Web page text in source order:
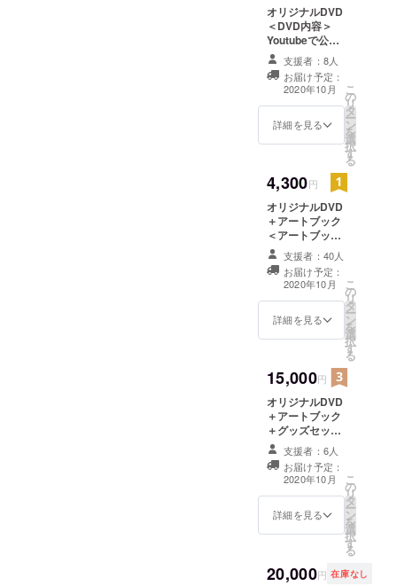
オリジナルDVD
＜DVD内容＞
Youtubeで公開
した全話（BGM
無しVer） オリ
ジナルエピソー
ドの漫画動画 オ
リジナルボイス
ドラマ
支援者：8人
お届け予定：
2020年10月
詳細を見る
こ
の
リ
タ
ー
ン
を
選
択
す
る
4,300円
オリジナルDVD
＋アートブック
＜アートブック
内容＞（A5版本
文16P＋表紙）
・イラスト集 ・
オリジナル短編
小説
支援者：40人
お届け予定：
2020年10月
詳細を見る
こ
の
リ
タ
ー
ン
を
選
択
す
る
15,000円
オリジナルDVD
＋アートブック
＋グッズセット
＜グッズセット
内容＞ マグカッ
プ×1 ICカード
ケース×1 缶バッ
ジ×1 サプライズ
×1
支援者：6人
お届け予定：
2020年10月
詳細を見る
こ
の
リ
タ
ー
ン
を
選
択
す
る
20,000円 在庫なし